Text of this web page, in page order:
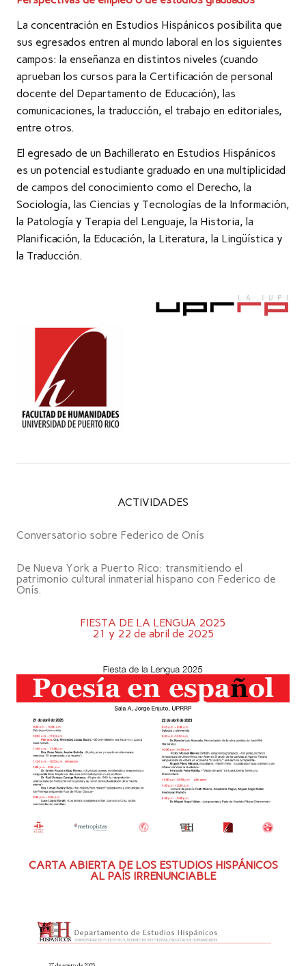
La concentración en Estudios Hispánicos posibilita que
sus egresados entren al mundo laboral en los siguientes
campos: la enseñanza en distintos niveles (cuando
aprueban los cursos para la Certificación de personal
docente del Departamento de Educación), las
comunicaciones, la traducción, el trabajo en editoriales,
entre otros.
El egresado de un Bachillerato en Estudios Hispánicos
es un potencial estudiante graduado en una multiplicidad
de campos del conocimiento como el Derecho, la
Sociología, las Ciencias y Tecnologías de la Información,
la Patología y Terapia del Lenguaje, la Historia, la
Planificación, la Educación, la Literatura, la Lingüística y
la Traducción.
ACTIVIDADES
Conversatorio sobre Federico de Onís
De Nueva York a Puerto Rico: transmitiendo el
patrimonio cultural inmaterial hispano con Federico de
Onís.
FIESTA DE LA LENGUA 2025
21 y 22 de abril de 2025
CARTA ABIERTA DE LOS ESTUDIOS HISPÁNICOS
AL PAÍS IRRENUNCIABLE